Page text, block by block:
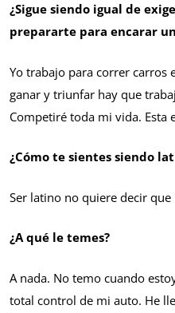
¿Sigue siendo igual de
prepararte para encarar
Yo trabajo para correr carros
ganar y triunfar hay que
Competiré toda mi vida. Esta
¿Cómo te sientes siendo
Ser latino no quiere decir
¿A qué le temes?
A nada. No temo cuando
total control de mi auto. He